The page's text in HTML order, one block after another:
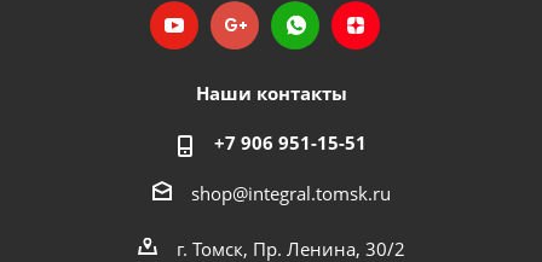
Наши контакты
+7 906 951-15-51
shop@integral.tomsk.ru
г. Томск, Пр. Ленина, 30/2